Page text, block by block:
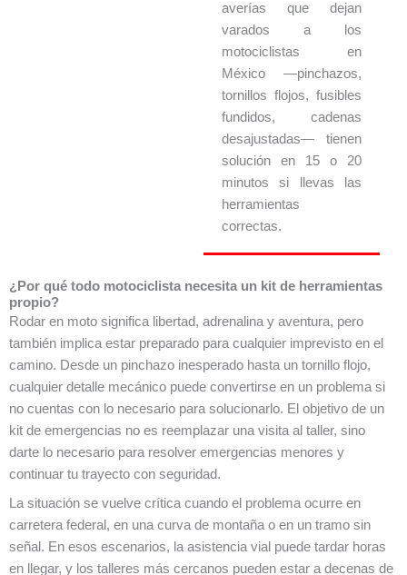
averías que dejan
varados a los
motociclistas en
México —pinchazos,
tornillos flojos, fusibles
fundidos, cadenas
desajustadas— tienen
solución en 15 o 20
minutos si llevas las
herramientas
correctas.
¿Por qué todo motociclista necesita un kit de herramientas
propio?
Rodar en moto significa libertad, adrenalina y aventura, pero
también implica estar preparado para cualquier imprevisto en el
camino. Desde un pinchazo inesperado hasta un tornillo flojo,
cualquier detalle mecánico puede convertirse en un problema si
no cuentas con lo necesario para solucionarlo. El objetivo de un
kit de emergencias no es reemplazar una visita al taller, sino
darte lo necesario para resolver emergencias menores y
continuar tu trayecto con seguridad.
La situación se vuelve crítica cuando el problema ocurre en
carretera federal, en una curva de montaña o en un tramo sin
señal. En esos escenarios, la asistencia vial puede tardar horas
en llegar, y los talleres más cercanos pueden estar a decenas de